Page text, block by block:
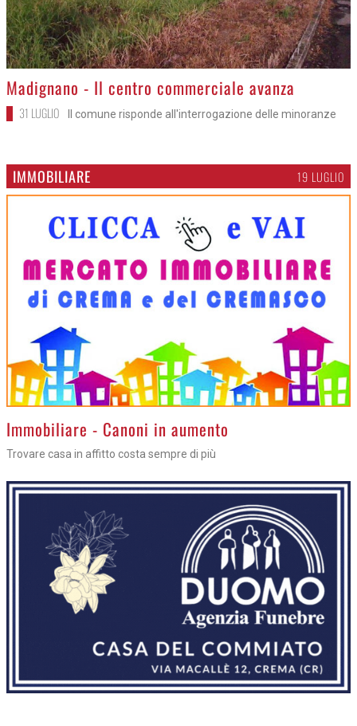
>Madignano - Il centro commerciale avanza
31 LUGLIO Il comune risponde all'interrogazione delle minoranze
IMMOBILIARE 19 LUGLIO
>Immobiliare - Canoni in aumento
Trovare casa in affitto costa sempre di più